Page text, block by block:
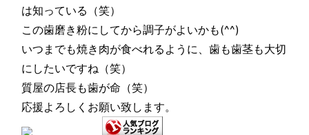
は知っている（笑）
この歯磨き粉にしてから調子がよいかも(^^)
いつまでも焼き肉が食べれるように、歯も歯茎も大切
にしたいですね（笑）
質屋の店長も歯が命（笑）
応援よろしくお願い致します。